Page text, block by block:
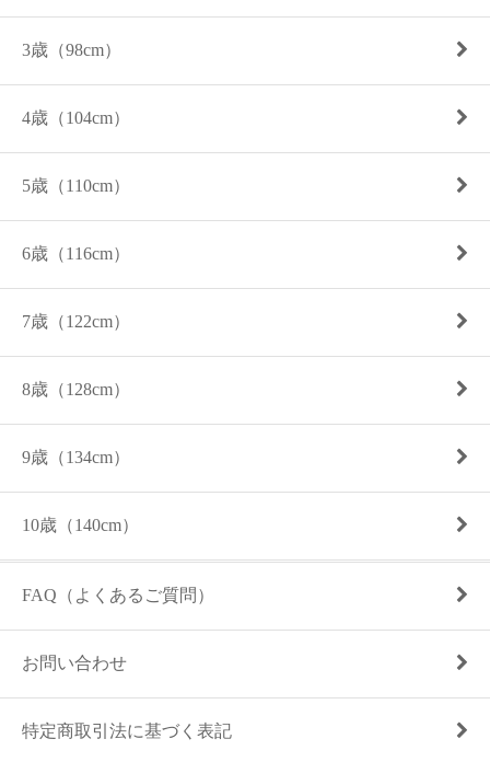
3歳（98cm）
4歳（104cm）
5歳（110cm）
6歳（116cm）
7歳（122cm）
8歳（128cm）
9歳（134cm）
10歳（140cm）
FAQ（よくあるご質問）
お問い合わせ
特定商取引法に基づく表記